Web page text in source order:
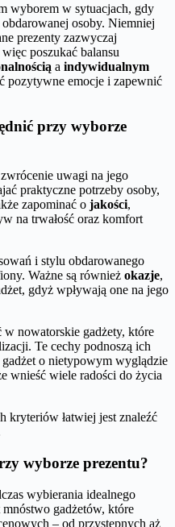
wyborem w sytuacjach, gdy
obdarowanej osoby. Niemniej
prezenty zazwyczaj
poszukać balansu
a indywidualnym
pozytywne emocje i zapewnić
przy wyborze
uwagi na jego
praktyczne potrzeby osoby,
zapominać o jakości,
na trwałość oraz komfort
i stylu obdarowanego
Ważne są również okazje,
gdyż wpływają one na jego
w nowatorskie gadżety, które
Te cechy podnoszą ich
o nietypowym wyglądzie
wnieść wiele radości do życia
kryteriów łatwiej jest znaleźć
wyborze prezentu?
wybierania idealnego
gadżetów, które
– od przystępnych aż